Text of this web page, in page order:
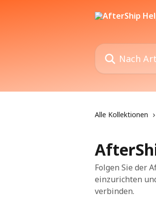
Nach Artikeln
Alle Kollektionen
Folgen Sie der
einzurichten
verbinden.